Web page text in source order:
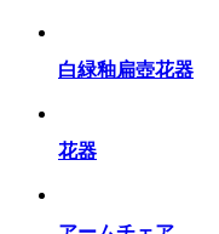
白緑釉扁壺花器
花器